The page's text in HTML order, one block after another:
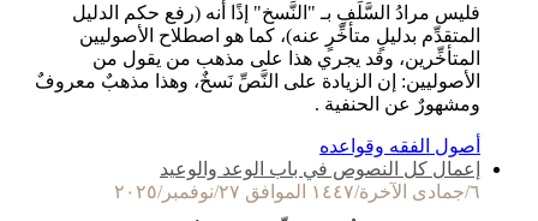
فليس مرادُ السَّلَفِ بـ "النَّسخ" إذًا أنه (رفع حكم الدليل
المتقدِّم بدليلٍ متأخِّرٍ عنه)، كما هو اصطلاح الأصوليين
المتأخِّرين، وقد يجري هذا على مذهب من يقول من
الأصوليين: إن الزيادة على النَّصِّ نَسخٌ، وهذا مذهبٌ معروفٌ
ومشهورٌ عن الحنفية .
أصول الفقه وقواعده
إعمال كل النصوص في باب الوعد والوعيد
٦/جمادى الآخرة/١٤٤٧ الموافق ٢٧/نوفمبر/٢٠٢٥